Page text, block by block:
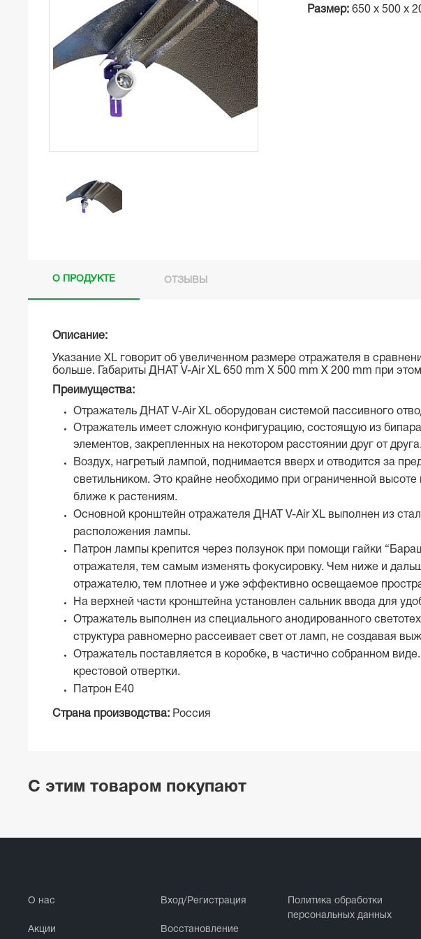
Размер: 650 х 500 х
О ПРОДУКТЕ ОТЗЫВЫ
Описание:
Указание XL говорит об увеличенном размере отражателя в
больше. Габариты ДНАТ V-Air XL 650 mm Х 500 mm Х 200 mm при
Преимущества:
Отражатель ДНАТ V-Air XL оборудован системой пассивного
Отражатель имеет сложную конфигурацию, состоящую из
элементов, закрепленных на некотором расстоянии друг от друга.
Воздух, нагретый лампой, поднимается вверх и отводится за
светильником. Это крайне необходимо при ограниченной
ближе к растениям.
Основной кронштейн отражателя ДНАТ V-Air XL выполнен из
расположения лампы.
Патрон лампы крепится через ползунок при помощи гайки
отражателя, тем самым изменять фокусировку. Чем ниже и
отражателю, тем плотнее и уже эффективно освещаемое
На верхней части кронштейна установлен сальник ввода для
Отражатель выполнен из специального анодированного
структура равномерно рассеивает свет от ламп, не создавая
Отражатель поставляется в коробке, в частично собранном
крестовой отвертки.
Патрон Е40
Страна производства: Россия
С этим товаром покупают
О нас
Акции
Вход/Регистрация
Восстановление
Политика обработки
персональных данных